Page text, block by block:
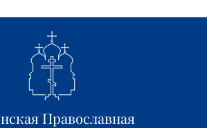
Православная